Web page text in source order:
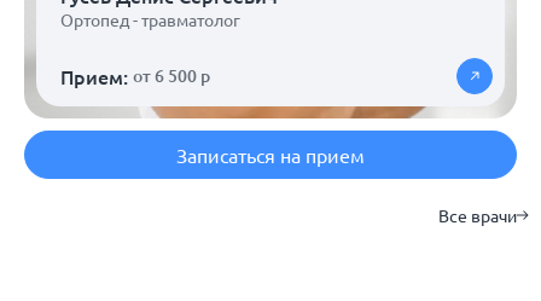
Ортопед - травматолог
Прием: от 6 500 р
Записаться на прием
Все врачи